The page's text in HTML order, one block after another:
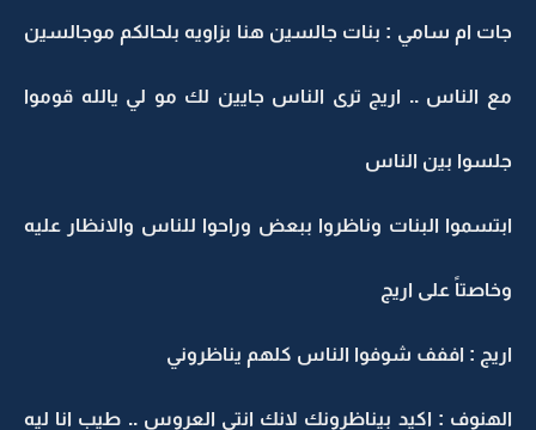
جات ام سامي : بنات جالسين هنا بزاويه بلحالكم موجالسين
مع الناس .. اريج ترى الناس جايين لك مو لي يالله قوموا
جلسوا بين الناس
ابتسموا البنات وناظروا ببعض وراحوا للناس والانظار عليه
وخاصتاً على اريج
اريج : اففف شوفوا الناس كلهم يناظروني
الهنوف : اكيد بيناظرونك لانك انتي العروس .. طيب انا ليه